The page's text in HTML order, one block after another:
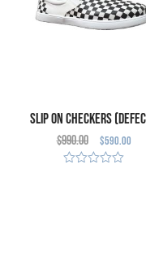
Slip on Checkers
Cosmético)
$990.00 $590.00